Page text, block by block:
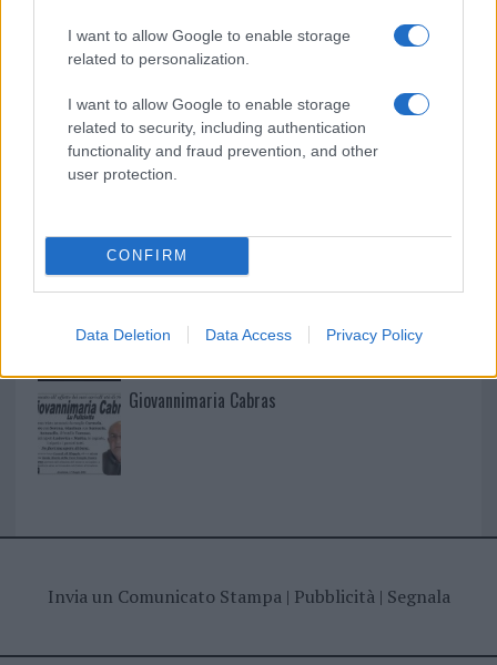
I want to allow Google to enable storage
related to personalization.
I want to allow Google to enable storage
related to security, including authentication
functionality and fraud prevention, and other
user protection.
CONFIRM
Data Deletion Data Access Privacy Policy
Martina Agostina Diturco
I nostri cari
Giovannimaria Cabras
Invia un Comunicato Stampa| Pubblicità| Segnala